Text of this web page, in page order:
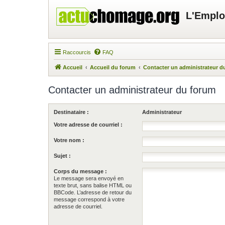
Raccourcis FAQ
Accueil Accueil du forum Contacter un administrateur
Contacter un administrateur du forum
Destinataire : Administrateur
Votre adresse de courriel :
Votre nom :
Sujet :
Corps du message :
Le message sera envoyé en
texte brut, sans balise HTML ou
BBCode. L’adresse de retour du
message correspond à votre
adresse de courriel.